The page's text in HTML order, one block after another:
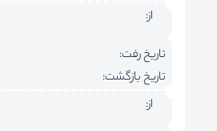
از:
تاریخ رفت:
تاریخ بازگشت:
از: